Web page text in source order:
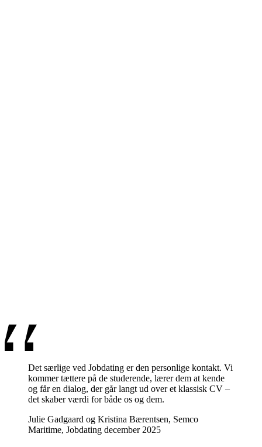
Det særlige ved Jobdating er den personlige kontakt. Vi
kommer tættere på de studerende, lærer dem at kende
og får en dialog, der går langt ud over et klassisk CV –
det skaber værdi for både os og dem.
Julie Gadgaard og Kristina Bærentsen, Semco
Maritime, Jobdating december 2025